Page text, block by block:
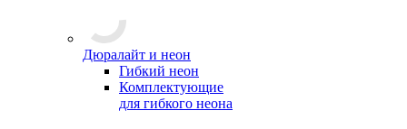
Дюралайт и неон
Гибкий неон
Комплектующие
для гибкого неона